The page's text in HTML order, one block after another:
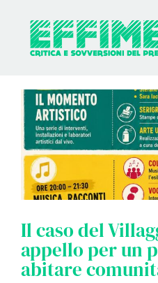
contenuto
Il caso del
appello per un
abitare